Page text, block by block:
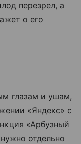
перезрел, а
о его
глазам и ушам,
«Яндекс» с
«Арбузный
отдельно